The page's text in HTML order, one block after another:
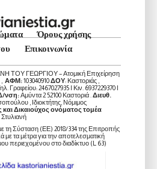
Όρους χρήσης
Επικοινωνία
ΤΟΥ ΓΕΩΡΓΙΟΥ – Ατομική Επιχείρηση
ΑΦΜ:103040910ΔΟΥ: Καστοριάς ,
Γραφείου: 2467027935 | Κιν. 6937229370 |
νση:Αμύντα 2 52100 Καστοριά . Διευθ.
, Ιδιοκτήτης, Νόμιμος
και Δικαιούχος ονόματος τομέα
Σύσταση (ΕΕ) 2018/334 της Επιτροπής
με τα μέτρα για την αποτελεσματική
περιεχομένου στο διαδίκτυο (L 63)